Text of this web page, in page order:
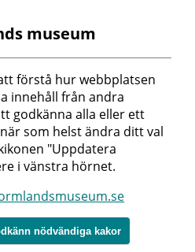
museum
förstå hur webbplatsen
innehåll från andra
godkänna alla eller ett
som helst ändra ditt val
"Uppdatera
i vänstra hörnet.
nödvändiga kakor